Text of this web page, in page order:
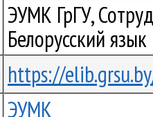
ЭУМК ГрГУ,
Белорусский язык
https://
ЭУМК